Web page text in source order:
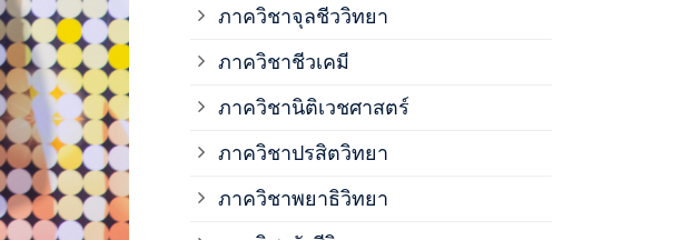
ภาควิชาจุลชีววิทยา
ภาควิชาชีวเคมี
ภาควิชานิติเวชศาสตร์
ภาควิชาปรสิตวิทยา
ภาควิชาพยาธิวิทยา